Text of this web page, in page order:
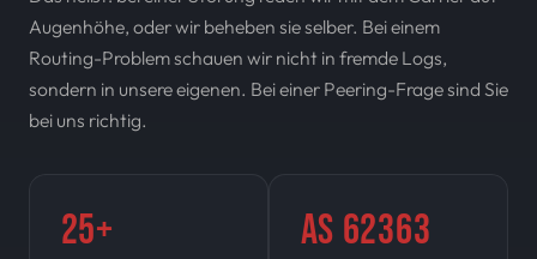
Augenhöhe, oder wir beheben sie selber. Bei einem
Routing-Problem schauen wir nicht in fremde Logs,
sondern in unsere eigenen. Bei einer Peering-Frage sind Sie
bei uns richtig.
25+ AS 62363